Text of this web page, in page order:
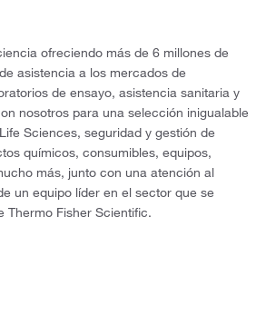
ofreciendo más de 6 millones de
asistencia a los mercados de
de ensayo, asistencia sanitaria y
nosotros para una selección inigualable
Sciences, seguridad y gestión de
químicos, consumibles, equipos,
más, junto con una atención al
un equipo líder en el sector que se
Thermo Fisher Scientific.